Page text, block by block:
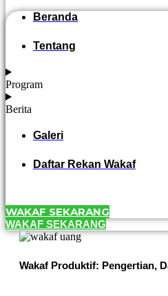
Beranda
Tentang
Program
Berita
Galeri
Daftar Rekan Wakaf
WAKAF SEKARANG
WAKAF SEKARANG
Wakaf Produktif: Pengertian,